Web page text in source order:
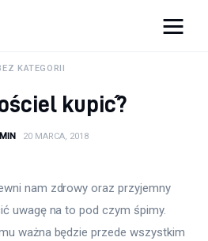
KATEGORII
kupić?
20 MARCA, 2018
nam zdrowy oraz przyjemny
uwagę na to pod czym śpimy.
ważna będzie przede wszystkim